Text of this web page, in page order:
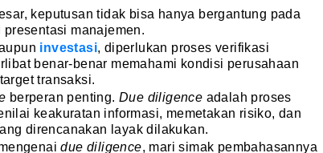
keputusan tidak bisa hanya bergantung pada
manajemen.
investasi, diperlukan proses verifikasi
benar-benar memahami kondisi perusahaan
transaksi.
berperan penting.Due diligence adalah proses
keakuratan informasi, memetakan risiko, dan
direncanakan layak dilakukan.
due diligence, mari simak pembahasannya